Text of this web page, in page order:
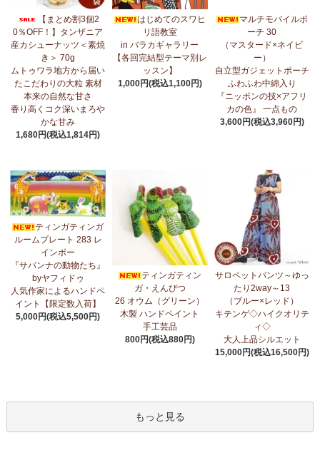
フリルマルチストール新入荷！ ～腰や首に巻いてアレンジ
無限大！
7/10： ティンガティンガ・アート～マサイの作品 新入荷！
7/10：ティンガティンガ・アート～Sサイズの作品 新入荷！作家
名ごとに2つのカテゴリーでご紹介します
→ 作家名 A―L
7/7：カンガ2026新柄 タンザニアより完全限定入荷！
7/3：【まとめ割SALE！】3個で10％OFF！タンザニア産カシュー
ナッツ＜素焼き＞＜うす塩＞～こだわりの大粒 香り高くコク深い
まろやかな甘み～
6/30： マルチモバイルポーチ新入荷！『ニッポンの技×アフリカ
の色』
6/30：ティンガティンガ・アート～Sサイズの作品 新入荷！作家
名ごとに2つのカテゴリーでご紹介します
→ 作家名 A―L
→ 作家名 M―Z
アフリカスクワランオイル～100％天然由来成分、無添加～
ウエルネス アロマ カテゴリーに新入荷！
ハイクオリティ◇で仕立てた新作登場！『ニッポンの技×アフリカ
の色』
【まとめ割3個2
0％OFF！】タンザニア
産カシューナッツ＜素焼
き＞ 70g
ムトゥワラ地方から届い
たこだわりの大粒 素材
本来の自然な甘さ
香り高くコク深いまろや
かな甘み
1,680円(税込1,814円)
はじめてのスワヒ
リ語教室
in バラカギャラリー
【各回完結型テーマ別レ
ッスン】
1,000円(税込1,100円)
マルチモバイルポ
ーチ 30
（マスタード×ネイビ
ー）
自立型ガジェットポーチ
ふわふわ中綿入り
『ニッポンの技×アフリ
カの色』 一点もの
3,600円(税込3,960円)
ティンガティンガ
ルームプレート 283 レ
インボー
『サバンナの動物たち』
byヤフィドゥ
人気作家によるハンドペ
イント【限定数入荷】
5,000円(税込5,500円)
ティンガティン
ガ・えんぴつ
26 オウム（グリーン）
木製 ハンドペイント
手工芸品
800円(税込880円)
サロペットパンツ～ゆっ
たり2way～13
（ブルー×レッド）
キテンゲ◇ハイクオリテ
ィ◇
大人上品シルエット
15,000円(税込16,500円)
もっと見る